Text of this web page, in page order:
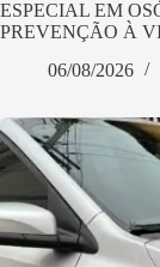
ESPECIAL EM
PREVENÇÃO À
06/08/2026